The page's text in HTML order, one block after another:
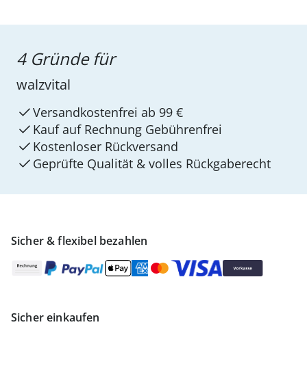
Sicher & flexibel bezahlen
Sicher einkaufen
4 Gründe für
walzvital
Versandkostenfrei ab 99 €
Kauf auf Rechnung Gebührenfrei
Kostenloser Rückversand
Geprüfte Qualität & volles Rückgaberecht